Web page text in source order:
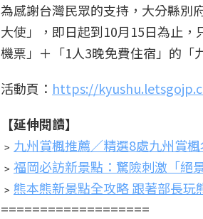
為感謝台灣民眾的支持，大分縣別
大使」，即日起到10月15日為止，
機票」＋「1人3晚免費住宿」的「
活動頁： https://
【延伸閱讀】
﹥ 九州賞楓推薦／精選8處九州賞
﹥ 福岡必訪新景點：驚險刺激「
﹥ 熊本熊新景點全攻略 跟著部長玩
===================